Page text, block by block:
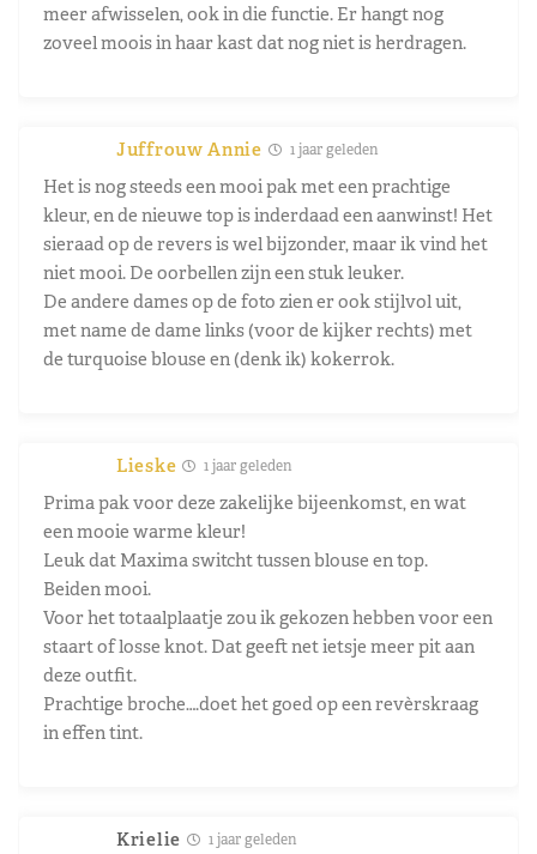
meer afwisselen, ook in die functie. Er hangt nog
zoveel moois in haar kast dat nog niet is herdragen.
Juffrouw Annie 1 jaar geleden
Het is nog steeds een mooi pak met een prachtige
kleur, en de nieuwe top is inderdaad een aanwinst! Het
sieraad op de revers is wel bijzonder, maar ik vind het
niet mooi. De oorbellen zijn een stuk leuker.
De andere dames op de foto zien er ook stijlvol uit,
met name de dame links (voor de kijker rechts) met
de turquoise blouse en (denk ik) kokerrok.
Lieske 1 jaar geleden
Prima pak voor deze zakelijke bijeenkomst, en wat
een mooie warme kleur!
Leuk dat Maxima switcht tussen blouse en top.
Beiden mooi.
Voor het totaalplaatje zou ik gekozen hebben voor een
staart of losse knot. Dat geeft net ietsje meer pit aan
deze outfit.
Prachtige broche….doet het goed op een revèrskraag
in effen tint.
Krielie 1 jaar geleden